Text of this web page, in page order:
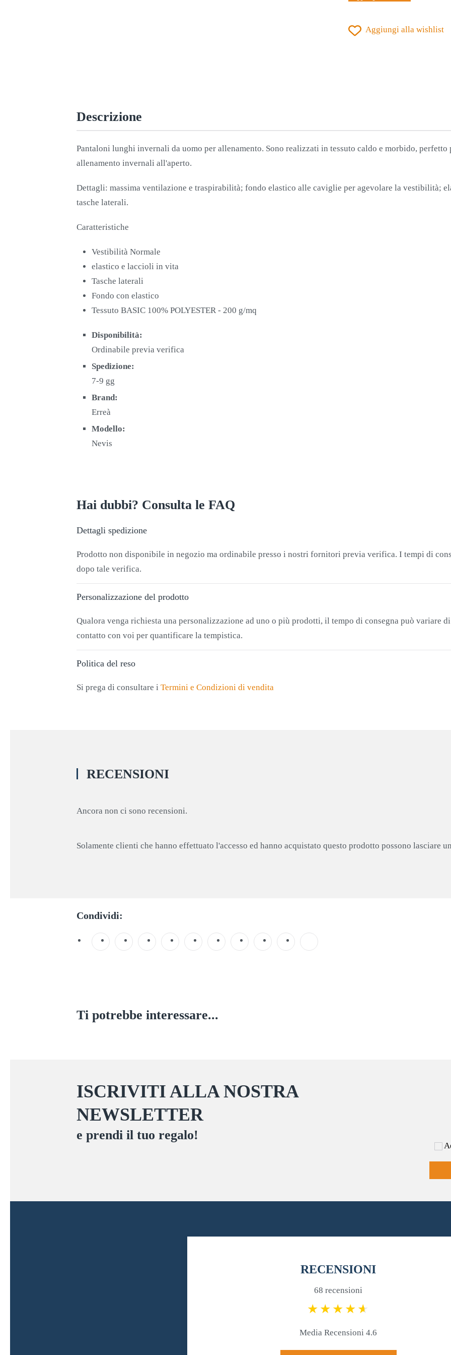
GRANATA
Aggiungi alla wishlist
Descrizione
Pantaloni lunghi invernali da uomo per allenamento. Sono realizzati in tessuto caldo e morbido, perfetto
allenamento invernali all'aperto.
Dettagli: massima ventilazione e traspirabilità; fondo elastico alle caviglie per agevolare la vestibilità;
tasche laterali.
Caratteristiche
Vestibilità Normale
elastico e laccioli in vita
Tasche laterali
Fondo con elastico
Tessuto BASIC 100% POLYESTER - 200 g/mq
Disponibilità:
Ordinabile previa verifica
Spedizione:
7-9 gg
Brand:
Erreà
Modello:
Nevis
Hai dubbi? Consulta le FAQ
Dettagli spedizione
Prodotto non disponibile in negozio ma ordinabile presso i nostri fornitori previa verifica. I tempi di
dopo tale verifica.
Personalizzazione del prodotto
Qualora venga richiesta una personalizzazione ad uno o più prodotti, il tempo di consegna può variare
contatto con voi per quantificare la tempistica.
Politica del reso
Si prega di consultare i Termini e Condizioni di vendita
RECENSIONI
Ancora non ci sono recensioni.
Solamente clienti che hanno effettuato l'accesso ed hanno acquistato questo prodotto possono lasciare
Condividi:
Ti potrebbe interessare...
ISCRIVITI ALLA NOSTRA
NEWSLETTER
e prendi il tuo regalo!
RECENSIONI
68 recensioni
Media Recensioni 4.6